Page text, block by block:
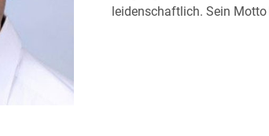
leidenschaftlich. Sein